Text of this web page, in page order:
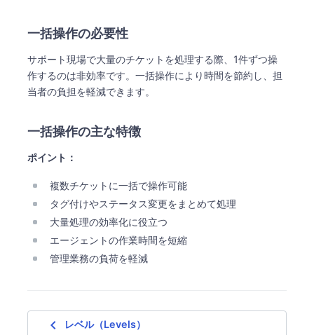
一括操作の必要性
サポート現場で大量のチケットを処理する際、1件ずつ操
作するのは非効率です。一括操作により時間を節約し、担
当者の負担を軽減できます。
一括操作の主な特徴
ポイント：
複数チケットに一括で操作可能
タグ付けやステータス変更をまとめて処理
大量処理の効率化に役立つ
エージェントの作業時間を短縮
管理業務の負荷を軽減
navigate_before レベル（Levels）